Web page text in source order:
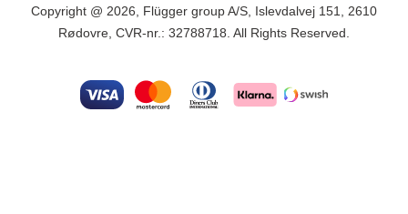
Copyright @ 2026, Flügger group A/S, Islevdalvej 151, 2610
Rødovre, CVR-nr.: 32788718. All Rights Reserved.